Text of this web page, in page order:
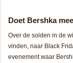
Doet Bershka
Over de solden in de
vinden, naar Black
evenement waar